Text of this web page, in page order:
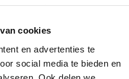
cookies
en advertenties te
social media te bieden en
zeer goed lopende
contactformulierof